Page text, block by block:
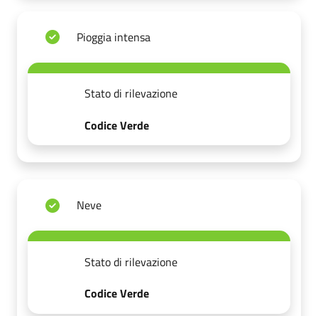
Pioggia intensa
Stato di rilevazione
Codice Verde
Neve
Stato di rilevazione
Codice Verde